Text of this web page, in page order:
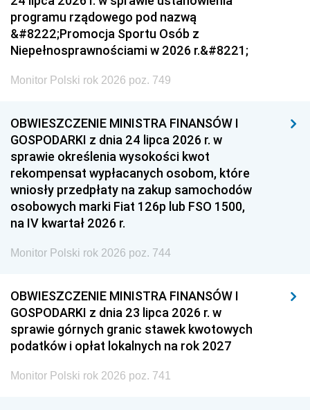
programu rządowego pod nazwą
&#8222;Promocja Sportu Osób z
Niepełnosprawnościami w 2026 r.&#8221;
Monitor Polski rok 2026 poz. 749
OBWIESZCZENIE MINISTRA FINANSÓW I
GOSPODARKI z dnia 24 lipca 2026 r. w
sprawie określenia wysokości kwot
rekompensat wypłacanych osobom, które
wniosły przedpłaty na zakup samochodów
osobowych marki Fiat 126p lub FSO 1500,
na IV kwartał 2026 r.
Monitor Polski rok 2026 poz. 744
OBWIESZCZENIE MINISTRA FINANSÓW I
GOSPODARKI z dnia 23 lipca 2026 r. w
sprawie górnych granic stawek kwotowych
podatków i opłat lokalnych na rok 2027
Monitor Polski rok 2026 poz. 741